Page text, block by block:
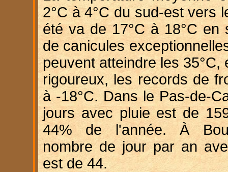
2°C à 4°C du sud-est vers
été va de 17°C à 18°C en
de canicules
peuvent atteindre les 35°C,
rigoureux, les records de
à -18°C. Dans le Pas-de-
jours avec pluie est de
44% de l'année. À
nombre de jour par an
est de 44.